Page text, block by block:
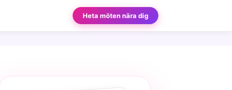
Heta möten nära dig